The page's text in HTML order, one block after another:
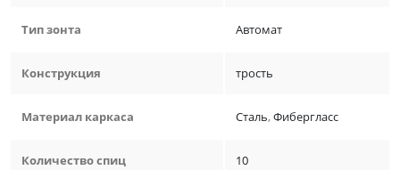
Тип зонта Автомат
Конструкция трость
Материал каркаса Сталь,Фибергласс
Количество спиц 10